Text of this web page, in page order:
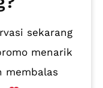
sekarang
menarik
membalas